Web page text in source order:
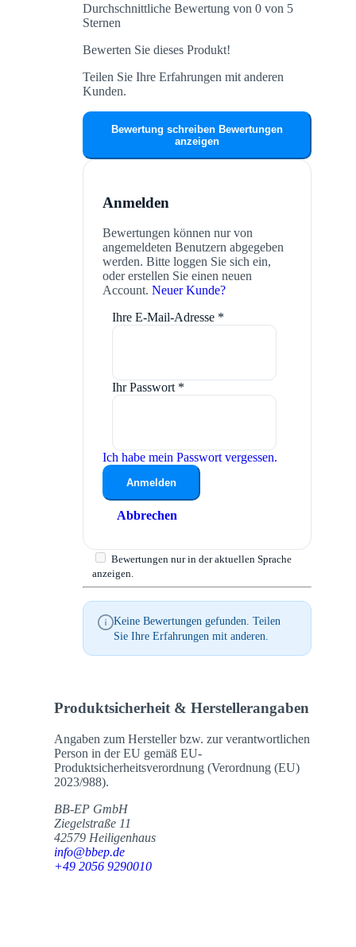
Durchschnittliche Bewertung von 0 von 5
Sternen
Bewerten Sie dieses Produkt!
Teilen Sie Ihre Erfahrungen mit anderen
Kunden.
Bewertung schreiben Bewertungen
anzeigen
Anmelden
Bewertungen können nur von
angemeldeten Benutzern abgegeben
werden. Bitte loggen Sie sich ein,
oder erstellen Sie einen neuen
Account. Neuer Kunde?
Ihre E-Mail-Adresse *
Ihr Passwort *
Ich habe mein Passwort vergessen.
Anmelden
Abbrechen
Bewertungen nur in der aktuellen Sprache
anzeigen.
Keine Bewertungen gefunden. Teilen
Sie Ihre Erfahrungen mit anderen.
Produktsicherheit & Herstellerangaben
Angaben zum Hersteller bzw. zur verantwortlichen
Person in der EU gemäß EU-
Produktsicherheitsverordnung (Verordnung (EU)
2023/988).
BB-EP GmbH
Ziegelstraße 11
42579 Heiligenhaus
info@bbep.de
+49 2056 9290010